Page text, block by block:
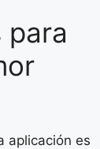
para
aplicación es